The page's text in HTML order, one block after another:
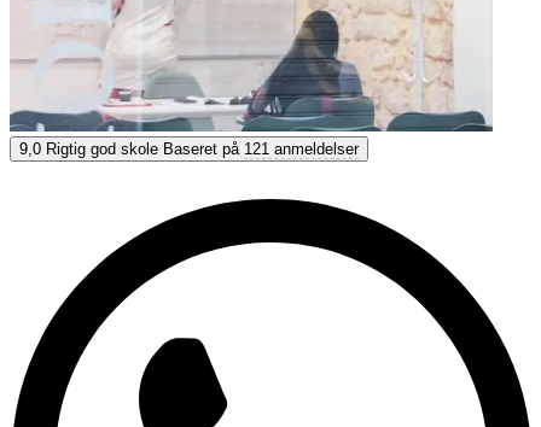
Enforex Alicante
9,0 Rigtig god Baseret på 121 anmeldelser
Få personlig rådgivning
9,0 Rigtig god skole Baseret på 121 anmeldelser